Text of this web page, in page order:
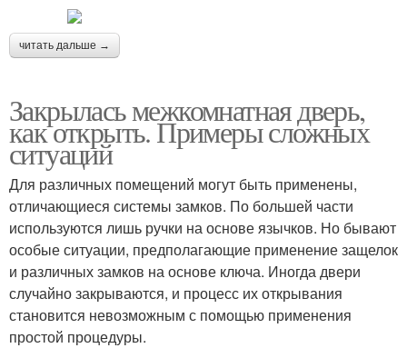
читать дальше →
Закрылась межкомнатная дверь,
как открыть. Примеры сложных
ситуаций
Для различных помещений могут быть применены,
отличающиеся системы замков. По большей части
используются лишь ручки на основе язычков. Но бывают
особые ситуации, предполагающие применение защелок
и различных замков на основе ключа. Иногда двери
случайно закрываются, и процесс их открывания
становится невозможным с помощью применения
простой процедуры.